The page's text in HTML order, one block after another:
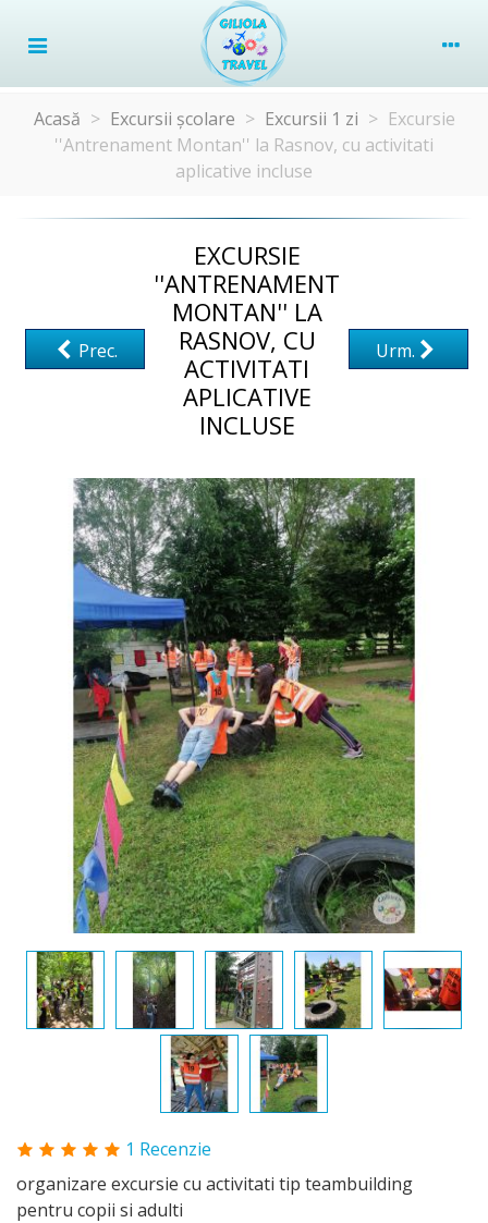
Acasă > Excursii școlare > Excursii 1 zi > Excursie
''Antrenament Montan'' la Rasnov, cu activitati
aplicative incluse
Prec.
EXCURSIE
''ANTRENAMENT
MONTAN'' LA
RASNOV, CU
ACTIVITATI
APLICATIVE
INCLUSE
Urm.
1 Recenzie
organizare excursie cu activitati tip teambuilding
pentru copii si adulti